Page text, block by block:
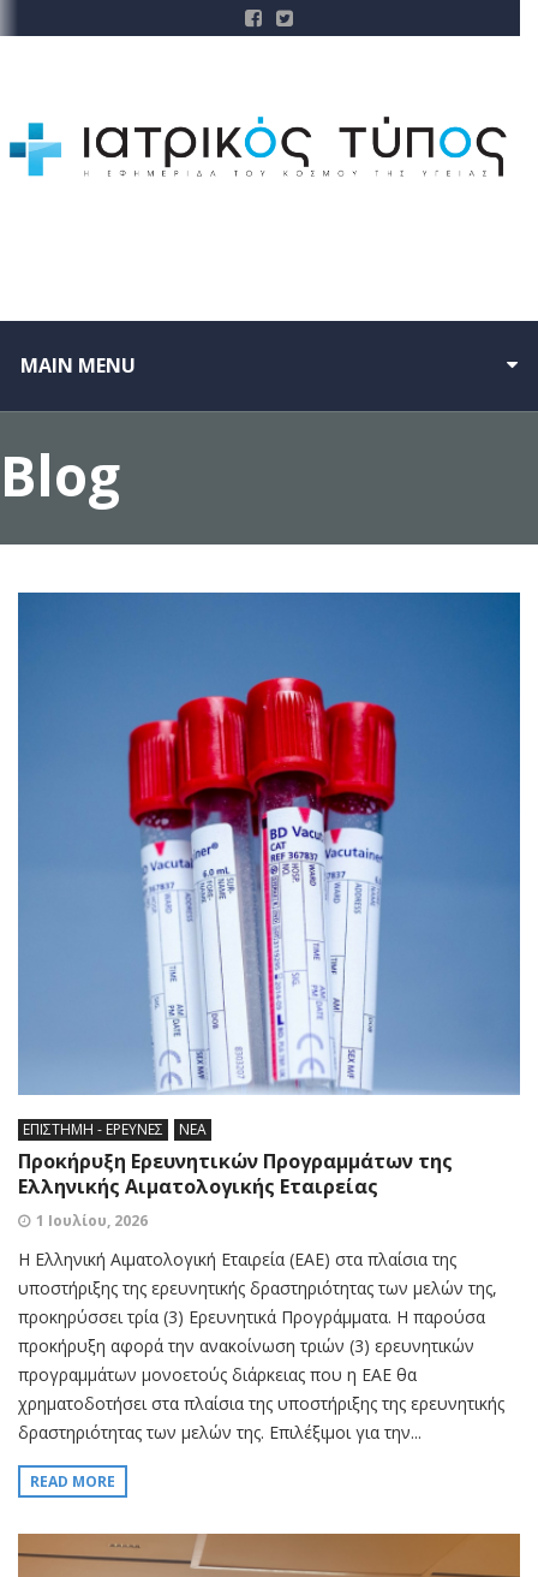
MAIN MENU
Blog
ΕΠΙΣΤΗΜΗ - ΕΡΕΥΝΕΣ ΝΕΑ
Προκήρυξη Ερευνητικών Προγραμμάτων της
Ελληνικής Αιματολογικής Εταιρείας
1 Ιουλίου, 2026
Η Ελληνική Αιματολογική Εταιρεία (ΕΑΕ) στα πλαίσια της
υποστήριξης της ερευνητικής δραστηριότητας των μελών της,
προκηρύσσει τρία (3) Ερευνητικά Προγράμματα. Η παρούσα
προκήρυξη αφορά την ανακοίνωση τριών (3) ερευνητικών
προγραμμάτων μονοετούς διάρκειας που η ΕΑΕ θα
χρηματοδοτήσει στα πλαίσια της υποστήριξης της ερευνητικής
δραστηριότητας των μελών της. Επιλέξιμοι για την...
READ MORE